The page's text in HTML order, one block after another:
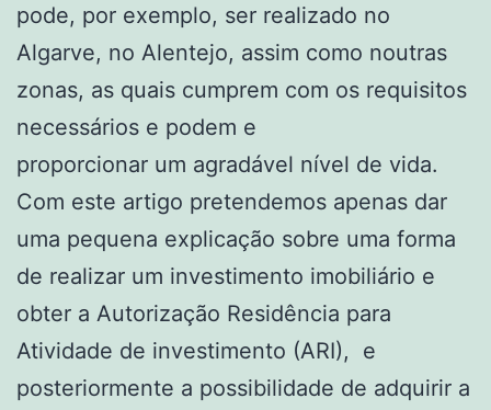
pode, por exemplo, ser realizado no
Algarve, no Alentejo, assim como noutras
zonas, as quais cumprem com os requisitos
necessários e podem e
proporcionar um agradável nível de vida.
Com este artigo pretendemos apenas dar
uma pequena explicação sobre uma forma
de realizar um investimento imobiliário e
obter a Autorização Residência para
Atividade de investimento (ARI), e
posteriormente a possibilidade de adquirir a